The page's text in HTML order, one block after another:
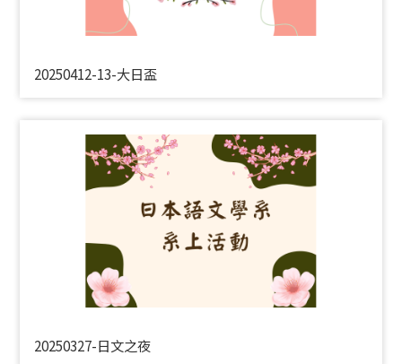
20250412-13-大日盃
20250327-日文之夜